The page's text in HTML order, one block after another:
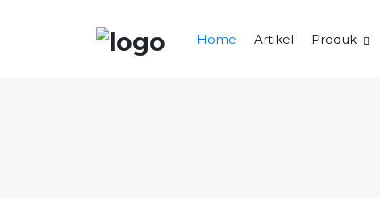
Home Artikel Produk